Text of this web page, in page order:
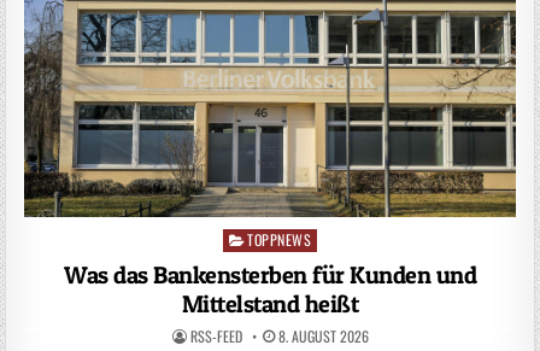
Posted
TOPPNEWS
Was das Bankensterben für Kunden und
Mittelstand heißt
RSS-FEED 8. AUGUST 2026